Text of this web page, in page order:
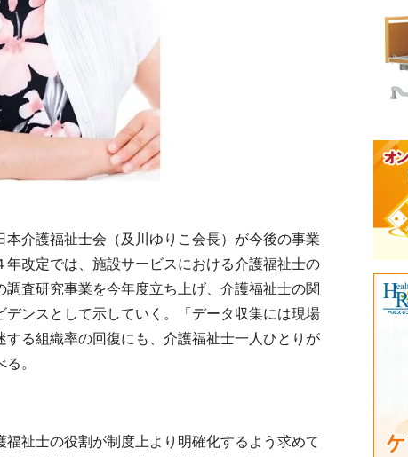
介護福祉士会（及川ゆりこ会長）が今後の事業
改定では、施設サービスにおける介護福祉士の
査研究事業を今年度立ち上げ、介護福祉士の関
ンスとして示していく。「データ収集には現場
る組織率の回復にも、介護福祉士一人ひとりが
。
祉士の役割が制度上より明確化するよう求めて